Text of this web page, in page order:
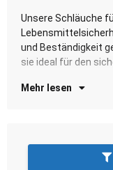
Unsere Schläuche
und Beständigkeit
sie ideal für den
Entdecken Sie
Mehr lesen